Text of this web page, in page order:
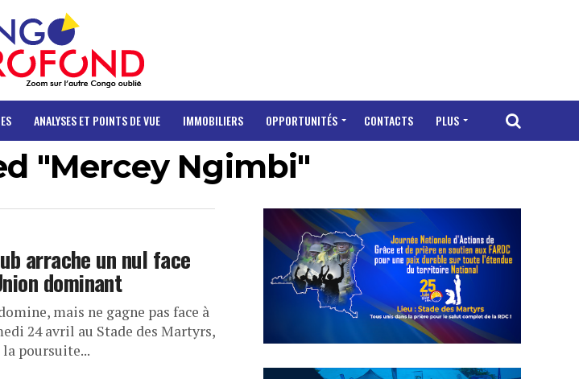
ANALYSES ET POINTS DE VUE IMMOBILIERS OPPORTUNITÉS CONTACTS PLUS
"Mercey Ngimbi"
arrache un nul face
dominant
mais ne gagne pas face à
24 avril au Stade des Martyrs,
poursuite...